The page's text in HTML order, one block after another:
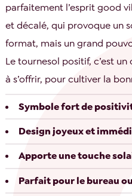
parfaitement l’esprit good
et décalé, qui provoque un
format, mais un grand
Le tournesol positif, c’est
à s’offrir, pour cultiver la
Symbole fort de
Design joyeux et
Apporte une touche
Parfait pour le bureau